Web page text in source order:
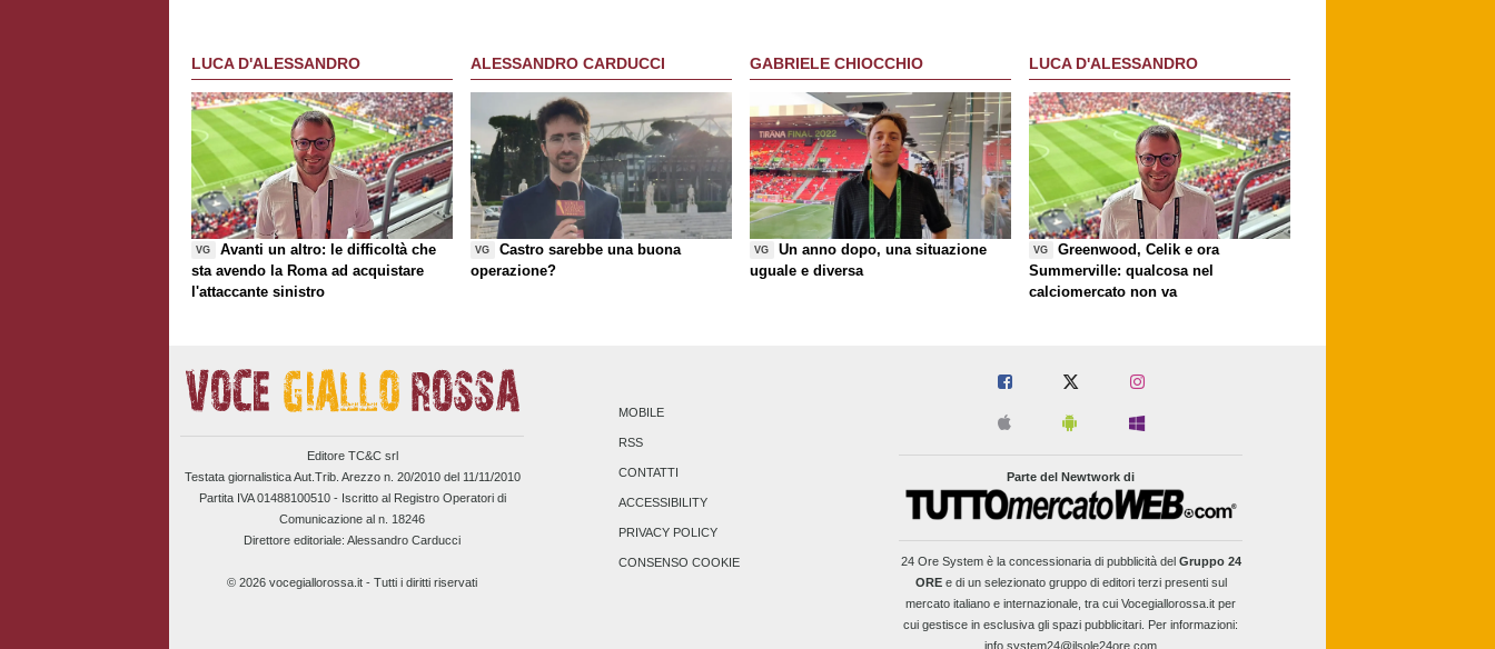
LUCA D'ALESSANDRO
VG
Avanti un altro: le difficoltà che
sta avendo la Roma ad acquistare
l'attaccante sinistro
ALESSANDRO CARDUCCI
VG
Castro sarebbe una buona
operazione?
GABRIELE CHIOCCHIO
VG
Un anno dopo, una situazione
uguale e diversa
LUCA D'ALESSANDRO
VG
Greenwood, Celik e ora
Summerville: qualcosa nel
calciomercato non va
Editore TC&C srl
Testata giornalistica Aut.Trib. Arezzo n. 20/2010 del 11/11/2010
Partita IVA 01488100510 - Iscritto al Registro Operatori di
Comunicazione al n. 18246
Direttore editoriale: Alessandro Carducci
© 2026 vocegiallorossa.it - Tutti i diritti riservati
MOBILE
RSS
CONTATTI
ACCESSIBILITY
PRIVACY POLICY
CONSENSO COOKIE
Parte del Newtwork di
24 Ore Systemè la concessionaria di pubblicità del Gruppo 24
OREe di un selezionato gruppo di editori terzi presenti sul
mercato italiano e internazionale, tra cui Vocegiallorossa.it per
cui gestisce in esclusiva gli spazi pubblicitari. Per informazioni:
info.system24@ilsole24ore.com